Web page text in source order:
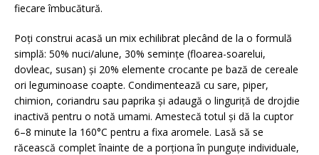
fiecare îmbucătură.
Poți construi acasă un mix echilibrat plecând de la o formulă
simplă: 50% nuci/alune, 30% semințe (floarea-soarelui,
dovleac, susan) și 20% elemente crocante pe bază de cereale
ori leguminoase coapte. Condimentează cu sare, piper,
chimion, coriandru sau paprika și adaugă o linguriță de drojdie
inactivă pentru o notă umami. Amestecă totul și dă la cuptor
6–8 minute la 160°C pentru a fixa aromele. Lasă să se
răcească complet înainte de a porționa în punguțe individuale,